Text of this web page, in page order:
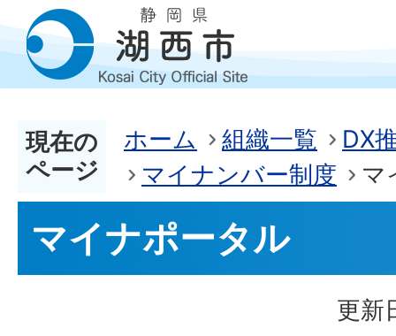
現在の
ページ
ホーム 組織一覧
DX
マイナンバー制度
マ
マイナポータル
更新